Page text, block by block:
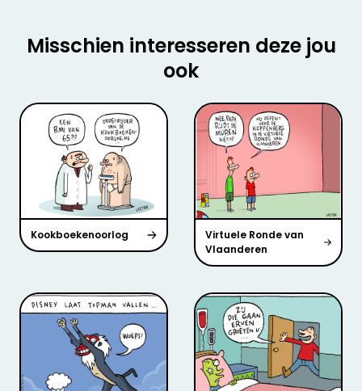
Misschien interesseren deze jou
ook
Kookboekenoorlog
Virtuele Ronde van
Vlaanderen